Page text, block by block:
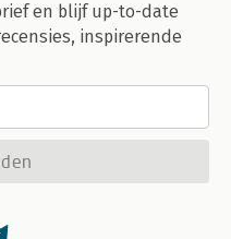
en blijf up-to-date
inspirerende